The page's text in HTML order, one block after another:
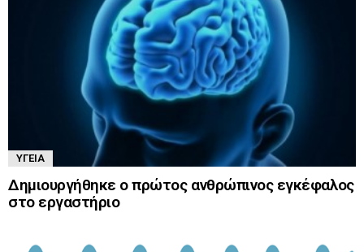
ΥΓΕΊΑ
Δημιουργήθηκε ο πρώτος ανθρώπινος εγκέφαλος
στο εργαστήριο